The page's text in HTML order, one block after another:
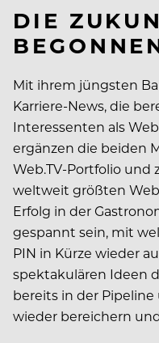
DIE
Mit ihrem jüngsten
Karriere-News, die
Interessenten als
ergänzen die beiden
Web.TV-Portfolio und
weltweit größten
Erfolg in der
gespannt sein, mit
PIN in Kürze wieder
spektakulären Ideen
bereits in der
wieder bereichern